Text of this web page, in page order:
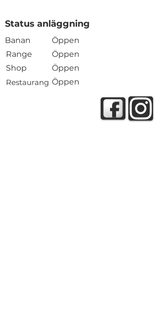
Status anläggning
Banan
Range
Shop
Restaurang
Öppen
Öppen
Öppen
Öppen